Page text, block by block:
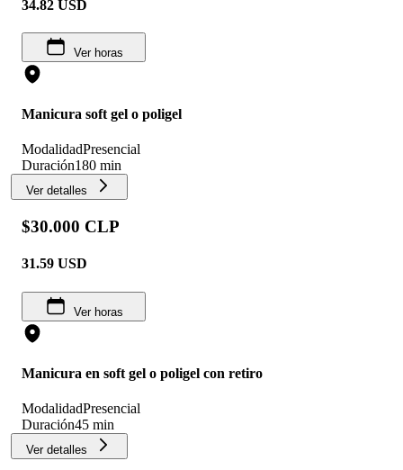
34.82 USD
Ver horas
Manicura soft gel o poligel
ModalidadPresencial
Duración180 min
Ver detalles
$30.000 CLP
31.59 USD
Ver horas
Manicura en soft gel o poligel con retiro
ModalidadPresencial
Duración45 min
Ver detalles